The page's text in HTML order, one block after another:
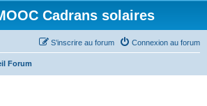
Cadrans solaires
Connexion au forum
S’inscrire au forum
Forum